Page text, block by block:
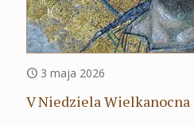
3 maja 2026
V Niedziela Wielkanocna